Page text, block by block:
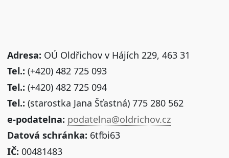
Adresa: OÚ Oldřichov v Hájích 229, 463 31
Tel.: (+420) 482 725 093
Tel.: (+420) 482 725 094
Tel.: (starostka Jana Šťastná) 775 280 562
e-podatelna: podatelna@oldrichov.cz
Datová schránka: 6tfbi63
IČ: 00481483